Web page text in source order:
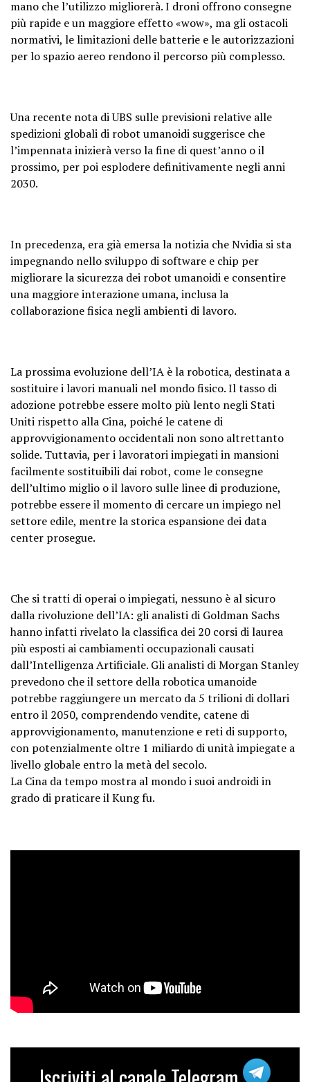
mano che l’utilizzo migliorerà. I droni offrono consegne
più rapide e un maggiore effetto «wow», ma gli ostacoli
normativi, le limitazioni delle batterie e le autorizzazioni
per lo spazio aereo rendono il percorso più complesso.
Una recente nota di UBS sulle previsioni relative alle
spedizioni globali di robot umanoidi suggerisce che
l’impennata inizierà verso la fine di quest’anno o il
prossimo, per poi esplodere definitivamente negli anni
2030.
In precedenza, era già emersa la notizia che Nvidia si sta
impegnando nello sviluppo di software e chip per
migliorare la sicurezza dei robot umanoidi e consentire
una maggiore interazione umana, inclusa la
collaborazione fisica negli ambienti di lavoro.
La prossima evoluzione dell’IA è la robotica, destinata a
sostituire i lavori manuali nel mondo fisico. Il tasso di
adozione potrebbe essere molto più lento negli Stati
Uniti rispetto alla Cina, poiché le catene di
approvvigionamento occidentali non sono altrettanto
solide. Tuttavia, per i lavoratori impiegati in mansioni
facilmente sostituibili dai robot, come le consegne
dell’ultimo miglio o il lavoro sulle linee di produzione,
potrebbe essere il momento di cercare un impiego nel
settore edile, mentre la storica espansione dei data
center prosegue.
Che si tratti di operai o impiegati, nessuno è al sicuro
dalla rivoluzione dell’IA: gli analisti di Goldman Sachs
hanno infatti rivelato la classifica dei 20 corsi di laurea
più esposti ai cambiamenti occupazionali causati
dall’Intelligenza Artificiale. Gli analisti di Morgan Stanley
prevedono che il settore della robotica umanoide
potrebbe raggiungere un mercato da 5 trilioni di dollari
entro il 2050, comprendendo vendite, catene di
approvvigionamento, manutenzione e reti di supporto,
con potenzialmente oltre 1 miliardo di unità impiegate a
livello globale entro la metà del secolo.
La Cina da tempo mostra al mondo i suoi androidi in
grado di praticare il Kung fu.